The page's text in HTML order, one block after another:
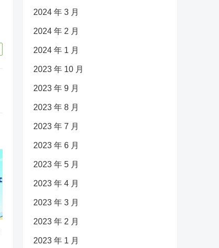
2024 年 3 月
2024 年 2 月
2024 年 1 月
2023 年 10 月
2023 年 9 月
2023 年 8 月
2023 年 7 月
2023 年 6 月
2023 年 5 月
2023 年 4 月
2023 年 3 月
2023 年 2 月
2023 年 1 月